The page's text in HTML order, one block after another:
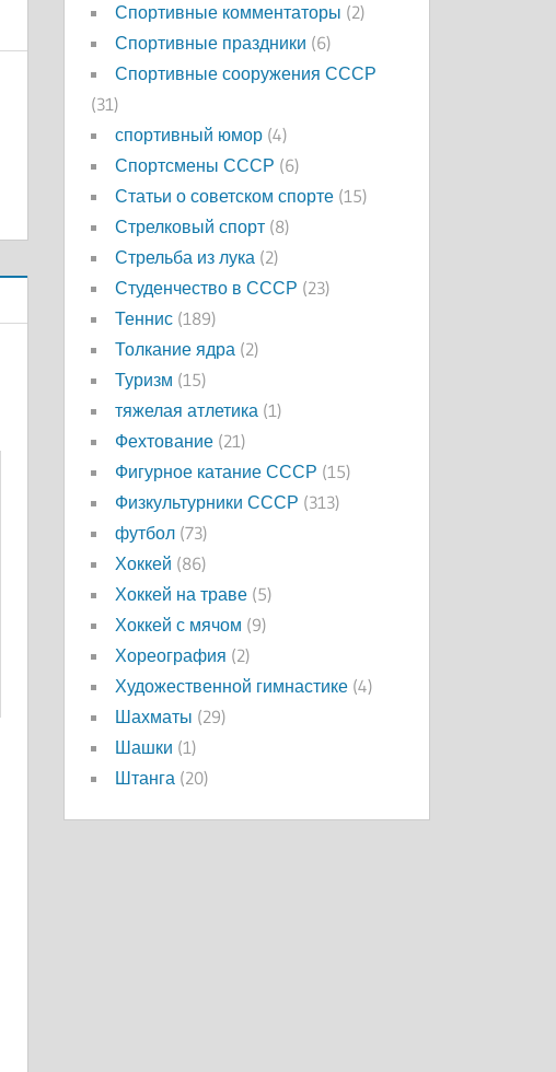
Спортивные комментаторы (2)
Спортивные праздники (6)
Спортивные сооружения СССР
(31)
спортивный юмор (4)
Спортсмены СССР (6)
Статьи о советском спорте (15)
Стрелковый спорт (8)
Стрельба из лука (2)
Студенчество в СССР (23)
Теннис (189)
Толкание ядра (2)
Туризм (15)
тяжелая атлетика (1)
Фехтование (21)
Фигурное катание СССР (15)
Физкультурники СССР (313)
футбол (73)
Хоккей (86)
Хоккей на траве (5)
Хоккей с мячом (9)
Хореография (2)
Художественной гимнастике (4)
Шахматы (29)
Шашки (1)
Штанга (20)